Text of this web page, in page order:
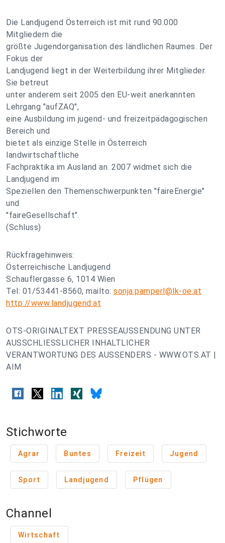
Die Landjugend Österreich ist mit rund 90.000
Mitgliedern die
größte Jugendorganisation des ländlichen Raumes. Der
Fokus der
Landjugend liegt in der Weiterbildung ihrer Mitglieder.
Sie betreut
unter anderem seit 2005 den EU-weit anerkannten
Lehrgang "aufZAQ",
eine Ausbildung im jugend- und freizeitpädagogischen
Bereich und
bietet als einzige Stelle in Österreich
landwirtschaftliche
Fachpraktika im Ausland an. 2007 widmet sich die
Landjugend im
Speziellen den Themenschwerpunkten "faireEnergie"
und
"faireGesellschaft".
(Schluss)
Rückfragehinweis:
Österreichische Landjugend
Schauflergasse 6, 1014 Wien
Tel: 01/53441-8560, mailto: sonja.pamperl@lk-oe.at
http://www.landjugend.at
OTS-ORIGINALTEXT PRESSEAUSSENDUNG UNTER
AUSSCHLIESSLICHER INHALTLICHER
VERANTWORTUNG DES AUSSENDERS - WWW.OTS.AT |
AIM
Stichworte
Agrar Buntes Freizeit Jugend
Sport Landjugend Pflügen
Channel
Wirtschaft